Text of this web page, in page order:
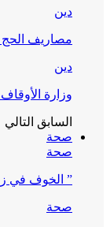
دين
مصاريف الحج
دين
وزارة
السابق التالي
صحة
صحة
” الخوف في
صحة